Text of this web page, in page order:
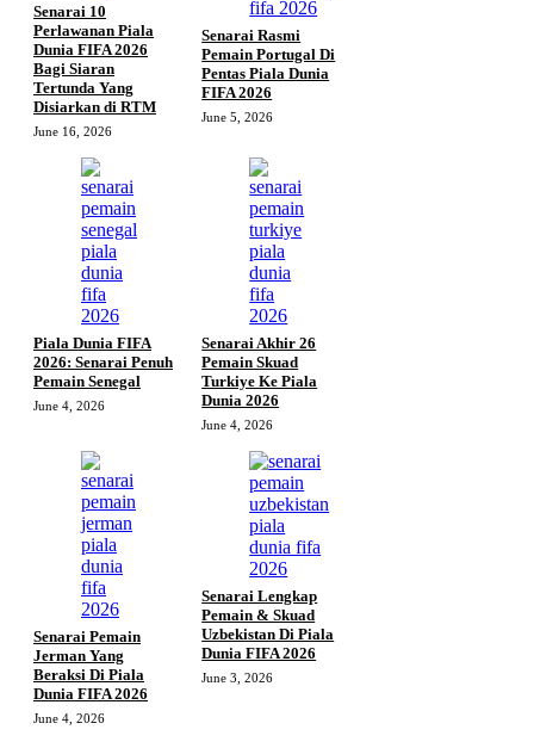
Senarai 10
Perlawanan Piala
Dunia FIFA 2026
Bagi Siaran
Tertunda Yang
Disiarkan di RTM
June 16, 2026
Senarai Rasmi
Pemain Portugal Di
Pentas Piala Dunia
FIFA 2026
June 5, 2026
Piala Dunia FIFA
2026: Senarai Penuh
Pemain Senegal
June 4, 2026
Senarai Akhir 26
Pemain Skuad
Turkiye Ke Piala
Dunia 2026
June 4, 2026
Senarai Pemain
Jerman Yang
Beraksi Di Piala
Dunia FIFA 2026
June 4, 2026
Senarai Lengkap
Pemain & Skuad
Uzbekistan Di Piala
Dunia FIFA 2026
June 3, 2026